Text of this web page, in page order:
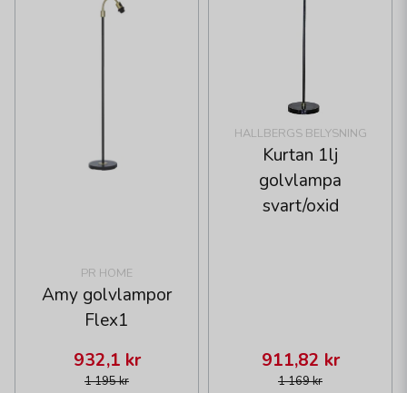
PR HOME
Amy golvlampor
Flex1
1 195 kr
932,1 kr
HALLBERGS BELYSNING
Kurtan 1lj
golvlampa
svart/oxid
1 169 kr
911,82 kr